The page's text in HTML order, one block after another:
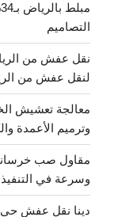
التصاميم
لنقل عفش من
معالجة تعشيش
وترميم الأعمدة
وسرعة في